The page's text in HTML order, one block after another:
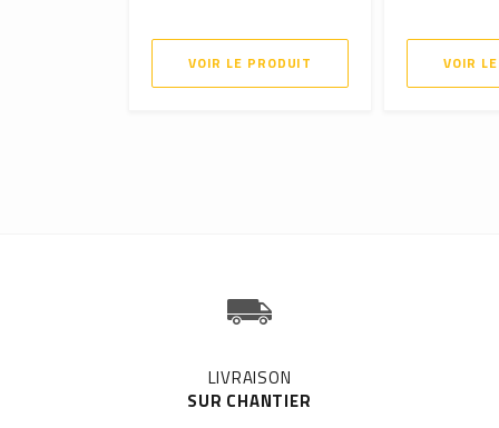
VOIR LE PRODUIT VOIR
LIVRAISON
SUR CHANTIER